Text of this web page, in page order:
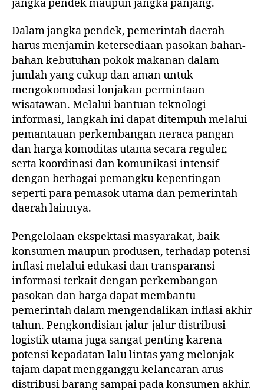
jangka pendek maupun jangka panjang.
Dalam jangka pendek, pemerintah daerah
harus menjamin ketersediaan pasokan bahan-
bahan kebutuhan pokok makanan dalam
jumlah yang cukup dan aman untuk
mengokomodasi lonjakan permintaan
wisatawan. Melalui bantuan teknologi
informasi, langkah ini dapat ditempuh melalui
pemantauan perkembangan neraca pangan
dan harga komoditas utama secara reguler,
serta koordinasi dan komunikasi intensif
dengan berbagai pemangku kepentingan
seperti para pemasok utama dan pemerintah
daerah lainnya.
Pengelolaan ekspektasi masyarakat, baik
konsumen maupun produsen, terhadap potensi
inflasi melalui edukasi dan transparansi
informasi terkait dengan perkembangan
pasokan dan harga dapat membantu
pemerintah dalam mengendalikan inflasi akhir
tahun. Pengkondisian jalur-jalur distribusi
logistik utama juga sangat penting karena
potensi kepadatan lalu lintas yang melonjak
tajam dapat mengganggu kelancaran arus
distribusi barang sampai pada konsumen akhir.